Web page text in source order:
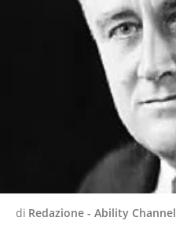
di Redazione - Ability Channel